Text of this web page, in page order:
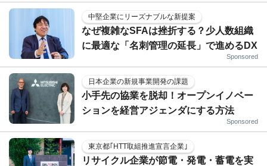
中堅企業にリーズナブルな新提案
なぜ複雑なSFAは挫折する？少人数組織
に最適な「名刺管理の延長」で進めるDX
Sponsored
日本企業の新規事業開発の課題
小手先の協業を脱却！オープンイノベー
ションを経営アジェンダにする方法
Sponsored
東京都｢HTT取組推進宣言企業｣
リサイクル企業が節電・発電・蓄電を実